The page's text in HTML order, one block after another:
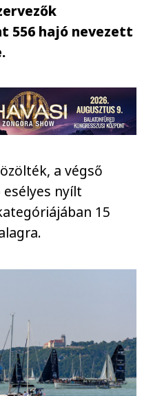
556 hajó nevezett
a végső
nyílt
15